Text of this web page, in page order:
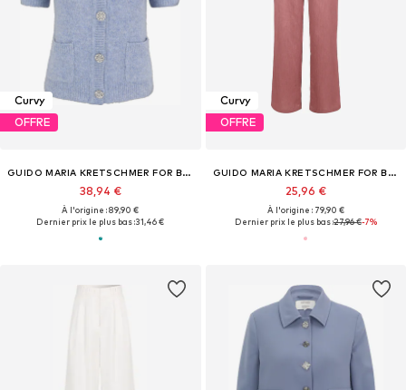
Curvy
OFFRE
GUIDO MARIA KRETSCHMER FOR BRIDGERTON
38,94 €
À l'origine : 89,90 €
Dernier prix le plus bas :31,46 €
Curvy
OFFRE
GUIDO MARIA KRETSCHMER FOR BRIDGERTON
25,96 €
À l'origine : 79,90 €
Dernier prix le plus bas :27,96 €-7%